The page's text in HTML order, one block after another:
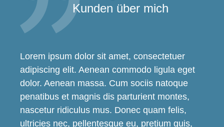
Kunden über mich
Lorem ipsum dolor sit amet, consectetuer
adipiscing elit. Aenean commodo ligula eget
dolor. Aenean massa. Cum sociis natoque
penatibus et magnis dis parturient montes,
nascetur ridiculus mus. Donec quam felis,
ultricies nec, pellentesque eu, pretium quis,